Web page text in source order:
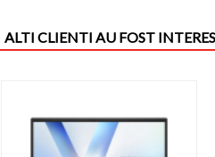
ALTI CLIENTI AU FOST